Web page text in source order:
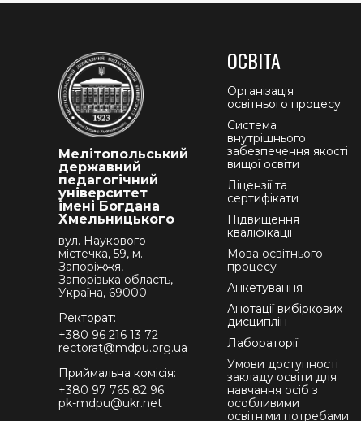
Мелітопольський
державний
педагогічний
університет
імені Богдана
Хмельницького
вул. Наукового
містечка, 59, м.
Запоріжжя,
Запорізька область,
Україна, 69000
Ректорат:
+380 96 216 13 72
rectorat@mdpu.org.ua
Приймальна комісія:
+380 97 765 82 96
pk-mdpu@ukr.net
ОСВІТА
Організація
освітнього процесу
Система
внутрішнього
забезпечення якості
вищої освіти
Ліцензії та
сертифікати
Підвищення
кваліфікації
Мова освітнього
процесу
Анкетування
Анотації вибіркових
дисциплін
Лабораторії
Умови доступності
закладу освіти для
навчання осіб з
особливими
освітніми потребами